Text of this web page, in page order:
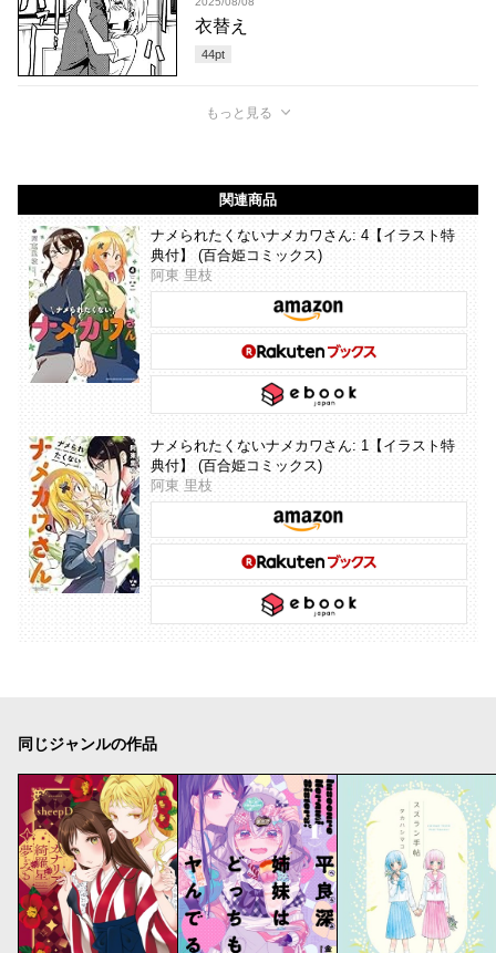
衣替え
44pt
もっと見る
関連商品
ナメられたくないナメカワさん: 4【イラスト特
典付】 (百合姫コミックス)
阿東 里枝
ナメられたくないナメカワさん: 1【イラスト特
典付】 (百合姫コミックス)
阿東 里枝
同じジャンルの作品